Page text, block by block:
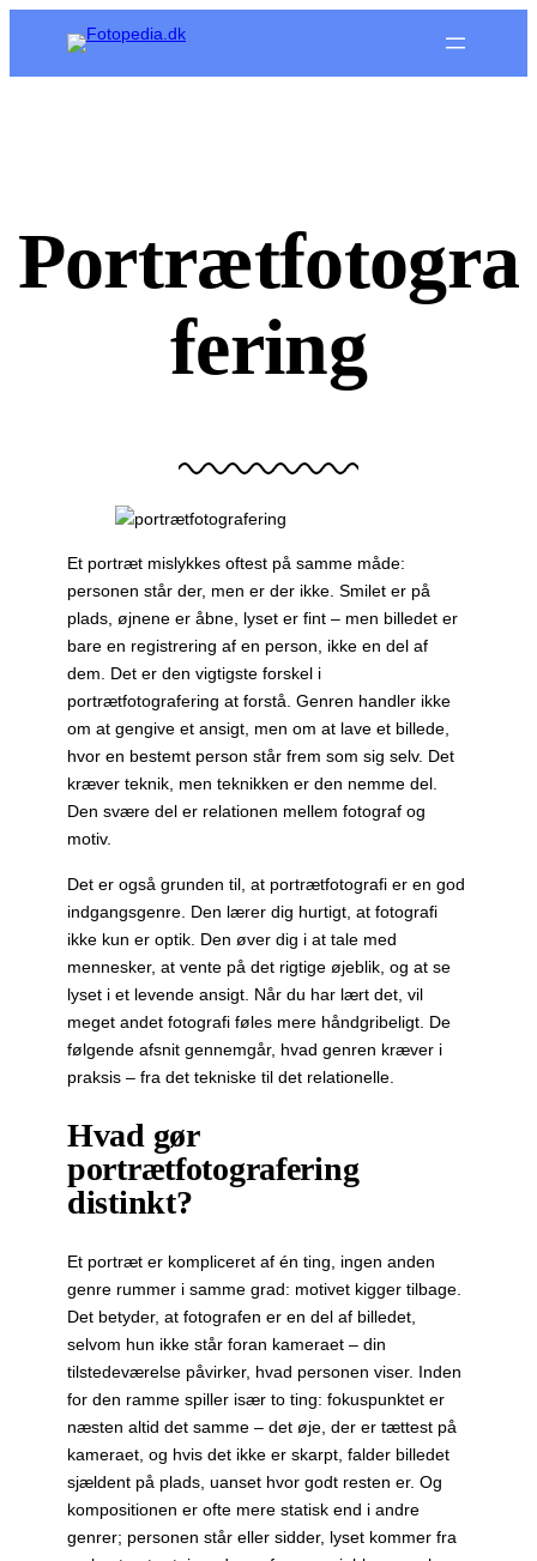
indhold
Portrætfotogra
fering
Et portræt mislykkes oftest på samme måde:
personen står der, men er der ikke. Smilet er på
plads, øjnene er åbne, lyset er fint – men billedet er
bare en registrering af en person, ikke en del af
dem. Det er den vigtigste forskel i
portrætfotografering at forstå. Genren handler ikke
om at gengive et ansigt, men om at lave et billede,
hvor en bestemt person står frem som sig selv. Det
kræver teknik, men teknikken er den nemme del.
Den svære del er relationen mellem fotograf og
motiv.
Det er også grunden til, at portrætfotografi er en god
indgangsgenre. Den lærer dig hurtigt, at fotografi
ikke kun er optik. Den øver dig i at tale med
mennesker, at vente på det rigtige øjeblik, og at se
lyset i et levende ansigt. Når du har lært det, vil
meget andet fotografi føles mere håndgribeligt. De
følgende afsnit gennemgår, hvad genren kræver i
praksis – fra det tekniske til det relationelle.
Hvad gør
portrætfotografering
distinkt?
Et portræt er kompliceret af én ting, ingen anden
genre rummer i samme grad: motivet kigger tilbage.
Det betyder, at fotografen er en del af billedet,
selvom hun ikke står foran kameraet – din
tilstedeværelse påvirker, hvad personen viser. Inden
for den ramme spiller især to ting: fokuspunktet er
næsten altid det samme – det øje, der er tættest på
kameraet, og hvis det ikke er skarpt, falder billedet
sjældent på plads, uanset hvor godt resten er. Og
kompositionen er ofte mere statisk end i andre
genrer; personen står eller sidder, lyset kommer fra